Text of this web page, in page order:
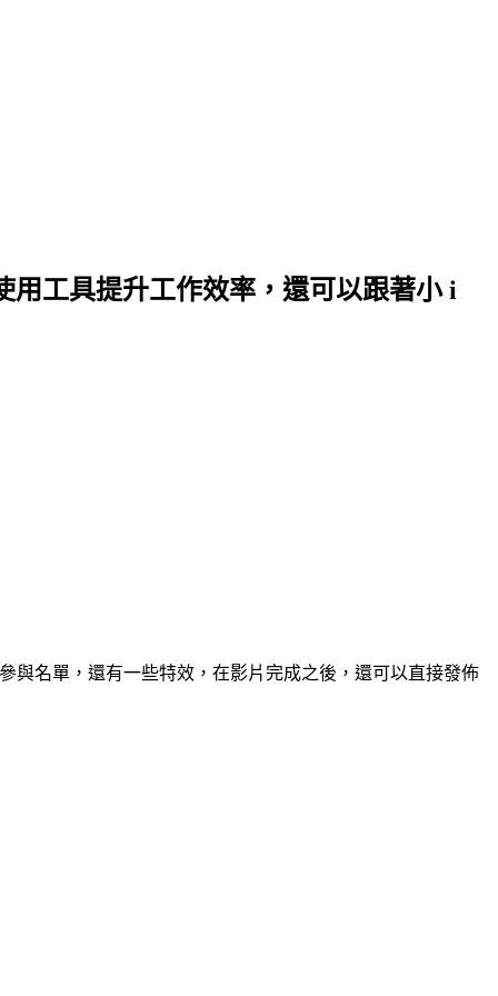
工具提升工作效率，還可以跟著小 i
與名單，還有一些特效，在影片完成之後，還可以直接發佈